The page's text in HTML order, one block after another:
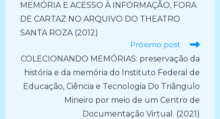
artigos
MEMÓRIA E ACESSO À INFORMAÇÃO, FORA
DE CARTAZ NO ARQUIVO DO THEATRO
SANTA ROZA (2012)
Próximo post
COLECIONANDO MEMÓRIAS: preservação da
história e da memória do Instituto Federal de
Educação, Ciência e Tecnologia Do Triângulo
Mineiro por meio de um Centro de
Documentação Virtual. (2021)